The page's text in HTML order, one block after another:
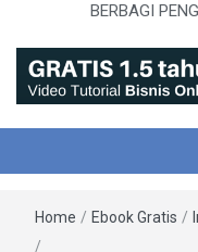
BERBAGI
Home / Ebook Gratis /
/